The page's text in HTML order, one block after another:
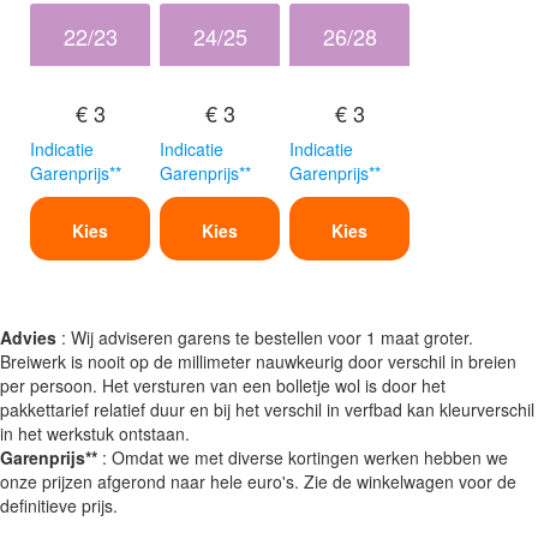
22/23
€ 3
Indicatie
Garenprijs**
Kies
24/25
€ 3
Indicatie
Garenprijs**
Kies
26/28
€ 3
Indicatie
Garenprijs**
Kies
Advies : Wij adviseren garens te bestellen voor 1 maat groter.
Breiwerk is nooit op de millimeter nauwkeurig door verschil in breien
per persoon. Het versturen van een bolletje wol is door het
pakkettarief relatief duur en bij het verschil in verfbad kan kleurverschil
in het werkstuk ontstaan.
Garenprijs** : Omdat we met diverse kortingen werken hebben we
onze prijzen afgerond naar hele euro's. Zie de winkelwagen voor de
definitieve prijs.